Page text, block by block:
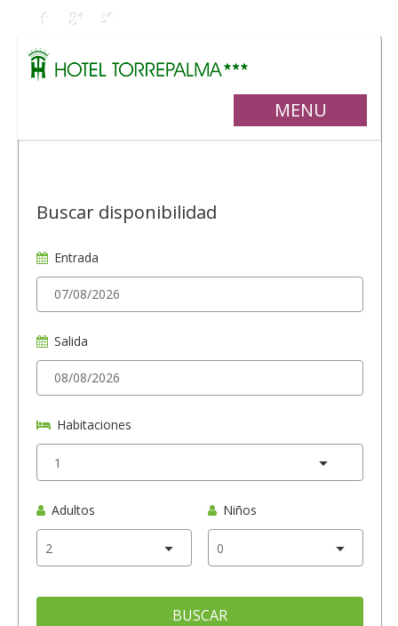
MENU
Buscar disponibilidad
Entrada
Salida
Habitaciones
Adultos Niños
BUSCAR